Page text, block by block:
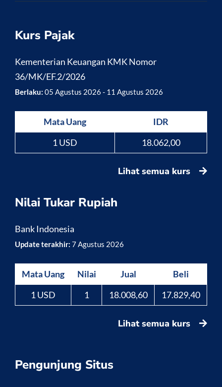
Kurs Pajak
Kementerian Keuangan KMK Nomor
36/MK/EF.2/2026
Berlaku: 05 Agustus 2026 - 11 Agustus 2026
Mata Uang
IDR
1 USD
18.062,00
Lihat semua kurs
Nilai Tukar Rupiah
Bank Indonesia
Update terakhir: 7 Agustus 2026
Mata Uang Nilai Jual
Beli
1 USD
1 18.008,60 17.829,40
Lihat semua kurs
Pengunjung Situs